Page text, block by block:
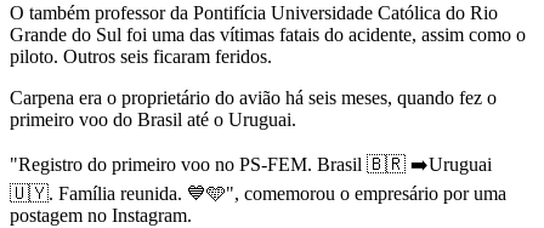
O também professor da Pontifícia Universidade Católica do Rio
Grande do Sul foi uma das vítimas fatais do acidente, assim como o
piloto. Outros seis ficaram feridos.
Carpena era o proprietário do avião há seis meses, quando fez o
primeiro voo do Brasil até o Uruguai.
"Registro do primeiro voo no PS-FEM. Brasil 🇧🇷 ➡️Uruguai
🇺🇾. Família reunida. 💙🩵", comemorou o empresário por uma
postagem no Instagram.